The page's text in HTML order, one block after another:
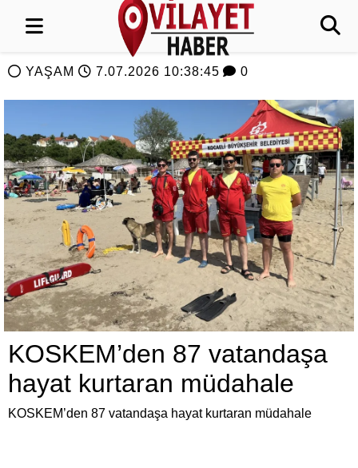
YAŞAM 7.07.2026 10:38:45 0
KOSKEM’den 87 vatandaşa
hayat kurtaran müdahale
KOSKEM’den 87 vatandaşa hayat kurtaran müdahale